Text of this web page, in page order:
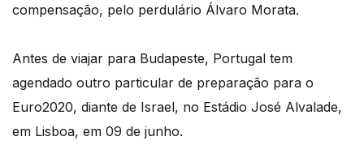
compensação, pelo perdulário Álvaro Morata.
Antes de viajar para Budapeste, Portugal tem
agendado outro particular de preparação para o
Euro2020, diante de Israel, no Estádio José Alvalade,
em Lisboa, em 09 de junho.